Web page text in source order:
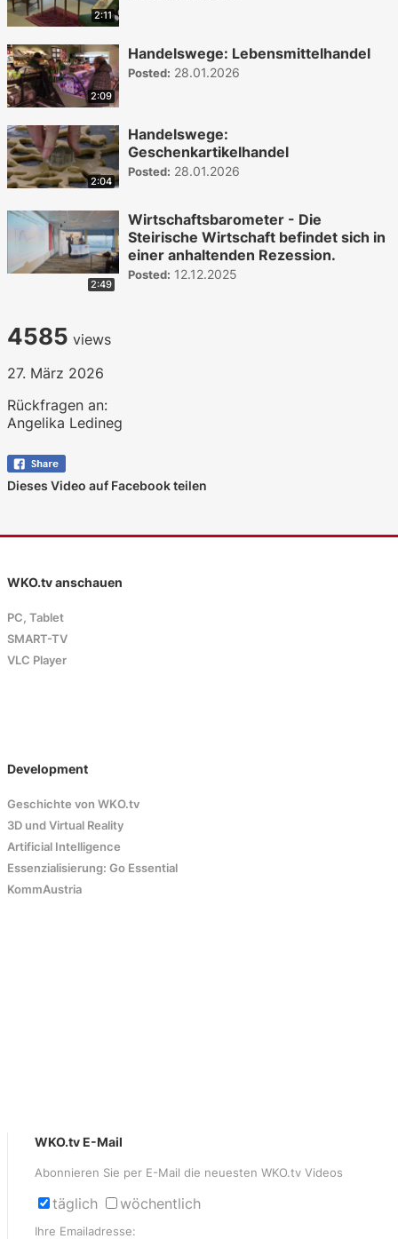
2:11
2:09
Handelswege: Lebensmittelhandel
Posted: 28.01.2026
2:04
Handelswege:
Geschenkartikelhandel
Posted: 28.01.2026
2:49
Wirtschaftsbarometer - Die
Steirische Wirtschaft befindet sich in
einer anhaltenden Rezession.
Posted: 12.12.2025
4585 views
27. März 2026
Rückfragen an:
Angelika Ledineg
Dieses Video auf Facebook teilen
WKO.tv anschauen
PC, Tablet
SMART-TV
VLC Player
Development
Geschichte von WKO.tv
3D und Virtual Reality
Artificial Intelligence
Essenzialisierung: Go Essential
KommAustria
WKO.tv E-Mail
Abonnieren Sie per E-Mail die neuesten WKO.tv Videos
täglich wöchentlich
Ihre Emailadresse: